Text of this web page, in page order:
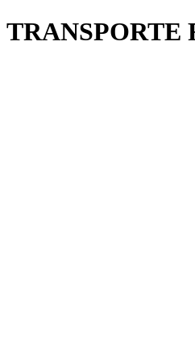
TRANSPORTE